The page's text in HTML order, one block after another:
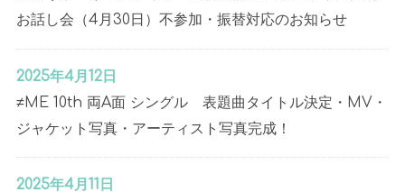
お話し会（4月30日）不参加・振替対応のお知らせ
2025年4月12日
≠ME 10th 両A面 シングル 表題曲タイトル決定・MV・
ジャケット写真・アーティスト写真完成！
2025年4月11日